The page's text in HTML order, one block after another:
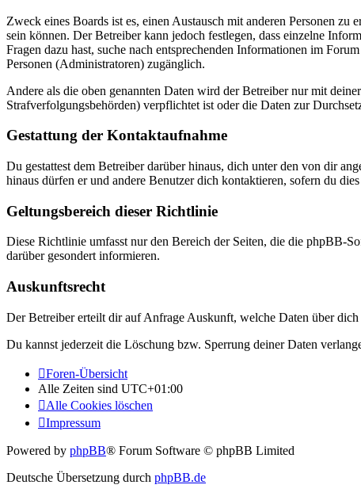
Zweck eines Boards ist es, einen Austausch mit anderen Personen
sein können. Der Betreiber kann jedoch festlegen, dass einzelne
Fragen dazu hast, suche nach entsprechenden Informationen im
Personen (Administratoren) zugänglich.
Andere als die oben genannten Daten wird der Betreiber nur mit
Strafverfolgungsbehörden) verpflichtet ist oder die Daten zur
Gestattung der Kontaktaufnahme
Du gestattest dem Betreiber darüber hinaus, dich unter den von dir
hinaus dürfen er und andere Benutzer dich kontaktieren, sofern du
Geltungsbereich dieser Richtlinie
Diese Richtlinie umfasst nur den Bereich der Seiten, die die phpBB-
darüber gesondert informieren.
Auskunftsrecht
Der Betreiber erteilt dir auf Anfrage Auskunft, welche Daten über dich
Du kannst jederzeit die Löschung bzw. Sperrung deiner Daten
Foren-Übersicht
Alle Zeiten sind UTC+01:00
Alle Cookies löschen
Impressum
Powered by phpBB® Forum Software © phpBB Limited
Deutsche Übersetzung durch phpBB.de